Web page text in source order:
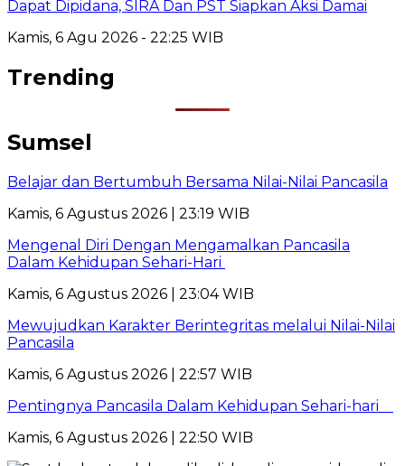
Dapat Dipidana, SIRA Dan PST Siapkan Aksi Damai
Kamis, 6 Agu 2026 - 22:25 WIB
Trending
Sumsel
Belajar dan Bertumbuh Bersama Nilai-Nilai Pancasila
Kamis, 6 Agustus 2026 | 23:19 WIB
Mengenal Diri Dengan Mengamalkan Pancasila
Dalam Kehidupan Sehari-Hari
Kamis, 6 Agustus 2026 | 23:04 WIB
Mewujudkan Karakter Berintegritas melalui Nilai-Nilai
Pancasila
Kamis, 6 Agustus 2026 | 22:57 WIB
Pentingnya Pancasila Dalam Kehidupan Sehari-hari
Kamis, 6 Agustus 2026 | 22:50 WIB